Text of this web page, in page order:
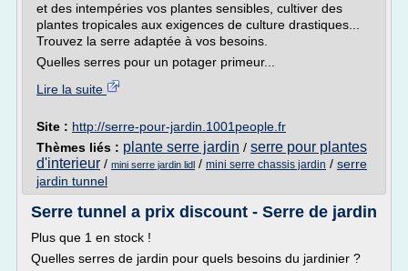
et des intempéries vos plantes sensibles, cultiver des
plantes tropicales aux exigences de culture drastiques...
Trouvez la serre adaptée à vos besoins.
Quelles serres pour un potager primeur...
Lire la suite
Site : http://serre-pour-jardin.1001people.fr
Thèmes liés : plante serre jardin / serre pour plantes
d'interieur / mini serre jardin lidl / mini serre chassis jardin / serre
jardin tunnel
Serre tunnel a prix discount - Serre de jardin
Plus que 1 en stock !
Quelles serres de jardin pour quels besoins du jardinier ?